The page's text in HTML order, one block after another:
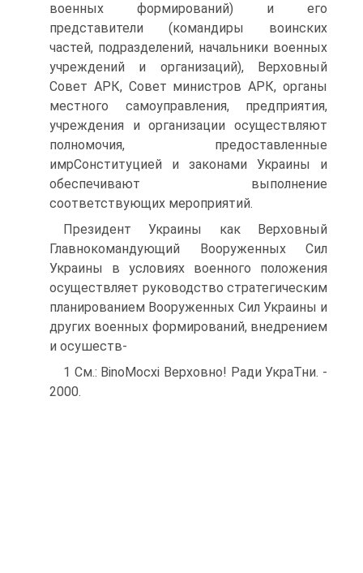
военных формирований) и его
представители (командиры воинских
частей, подразделений, начальники военных
учреждений и организаций), Верховный
Совет АРК, Совет министров АРК, органы
местного самоуправления, предприятия,
учреждения и организации осуществляют
полномочия, предоставленные
имрСонституцией и законами Украины и
обеспечивают выполнение
соответствующих мероприятий.
Президент Украины как Верховный
Главнокомандующий Вооруженных Сил
Украины в условиях военного положения
осуществляет руководство стратегическим
планированием Вооруженных Сил Украины и
других военных формирований, внедрением
и осушеств-
1 См.: BinoMocxi Верховно! Ради УкраТни. -
2000.